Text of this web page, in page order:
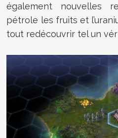
également nouvelles
pétrole les fruits et
tout redécouvrir tel un